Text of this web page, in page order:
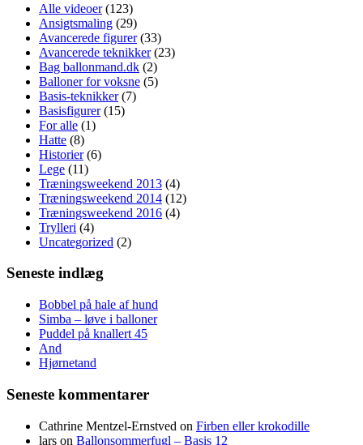
Alle videoer(123)
Ansigtsmaling (29)
Avancerede figurer(33)
Avancerede teknikker(23)
Bag ballonmand.dk (2)
Balloner for voksne (5)
Basis-teknikker(7)
Basisfigurer(15)
For alle (1)
Hatte (8)
Historier(6)
Lege (11)
Træningsweekend 2013 (4)
Træningsweekend 2014 (12)
Træningsweekend 2016 (4)
Trylleri (4)
Uncategorized (2)
Seneste indlæg
Bobbel på hale af hund
Simba – løve i balloner
Puddel på knallert 45
And
Hjørnetand
Seneste kommentarer
Cathrine Mentzel-Ernstved on Firben eller krokodille
lars on Ballonsommerfugl – Basis 12